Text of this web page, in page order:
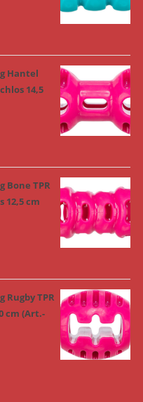
Hantel
14,5
Bone TPR
12,5 cm
Rugby TPR
cm (Art.-